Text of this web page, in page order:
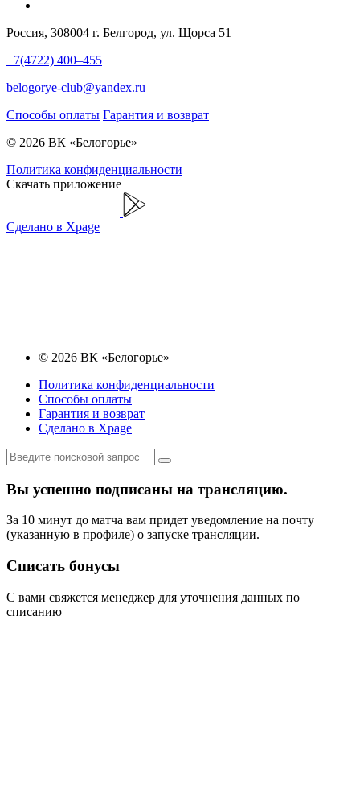
Россия, 308004 г. Белгород, ул. Щорса 51
+7(4722) 400–455
belogorye-club@yandex.ru
Способы оплаты Гарантия и возврат
© 2026 ВК «Белогорье»
Политика конфиденциальности
Скачать приложение
Сделано в Xpage
© 2026 ВК «Белогорье»
Политика конфиденциальности
Способы оплаты
Гарантия и возврат
Сделано в Xpage
Вы успешно подписаны на трансляцию.
За 10 минут до матча вам придет уведомление на почту
(указанную в профиле) о запуске трансляции.
Списать бонусы
С вами свяжется менеджер для уточнения данных по
списанию